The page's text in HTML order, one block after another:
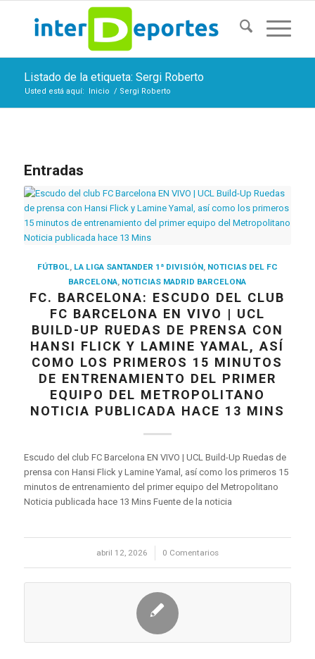
Listado de la etiqueta: Sergi Roberto
Usted está aquí: Inicio / Sergi Roberto
Entradas
FÚTBOL, LA LIGA SANTANDER 1ª DIVISIÓN, NOTICIAS DEL FC
BARCELONA, NOTICIAS MADRID BARCELONA
FC. BARCELONA: ESCUDO DEL CLUB
FC BARCELONA EN VIVO | UCL
BUILD-UP RUEDAS DE PRENSA CON
HANSI FLICK Y LAMINE YAMAL, ASÍ
COMO LOS PRIMEROS 15 MINUTOS
DE ENTRENAMIENTO DEL PRIMER
EQUIPO DEL METROPOLITANO
NOTICIA PUBLICADA HACE 13 MINS
Escudo del club FC Barcelona EN VIVO | UCL Build-Up Ruedas de
prensa con Hansi Flick y Lamine Yamal, así como los primeros 15
minutos de entrenamiento del primer equipo del Metropolitano
Noticia publicada hace 13 Mins Fuente de la noticia
abril 12, 2026
/ 0 Comentarios